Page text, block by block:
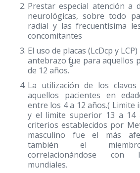
Prestar especial atención a
neurológicas, sobre todo
radial y las frecuentísima
concomitantes
El uso de placas (LcDcp y
antebrazo fue para aquellos
de 12 años.
8
La utilización de los clavos
aquellos pacientes en
entre los 4 a 12 años.( Limite
y el limite superior 13 a 14
criterios establecidos por
masculino fue el más
también el
correlacionándose con
mundiales.